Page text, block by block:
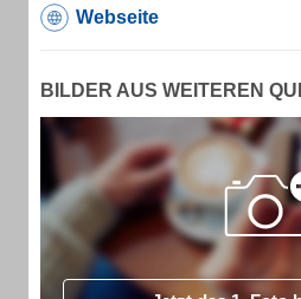
Webseite
BILDER AUS WEITEREN